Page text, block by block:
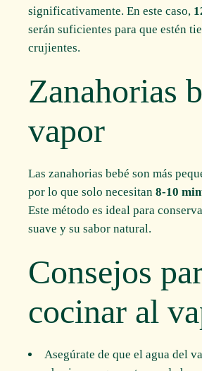
significativamente. En este caso,
serán suficientes para que estén
crujientes.
Zanahorias
vapor
Las zanahorias bebé son más
por lo que solo necesitan8-10
Este método es ideal para
suave y su sabor natural.
Consejos
cocinar al
Asegúrate de que el agua del